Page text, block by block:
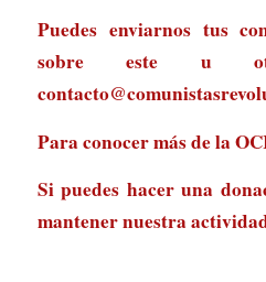
Puedes enviarnos tus
sobre este u
Para conocer más de la
Si puedes hacer una
mantener nuestra